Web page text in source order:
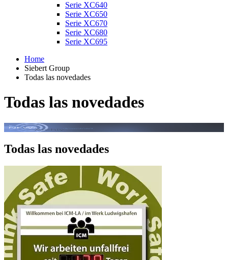
Serie XC640
Serie XC650
Serie XC670
Serie XC680
Serie XC695
Home
Siebert Group
Todas las novedades
Todas las novedades
Todas las novedades